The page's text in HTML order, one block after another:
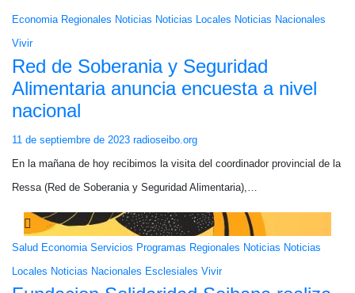
Economia Regionales Noticias Noticias Locales Noticias Nacionales
Vivir
Red de Soberania y Seguridad
Alimentaria anuncia encuesta a nivel
nacional
11 de septiembre de 2023 radioseibo.org
En la mañana de hoy recibimos la visita del coordinador provincial de la
Ressa (Red de Soberania y Seguridad Alimentaria),…
Salud Economia Servicios Programas Regionales Noticias Noticias
Locales Noticias Nacionales Esclesiales Vivir